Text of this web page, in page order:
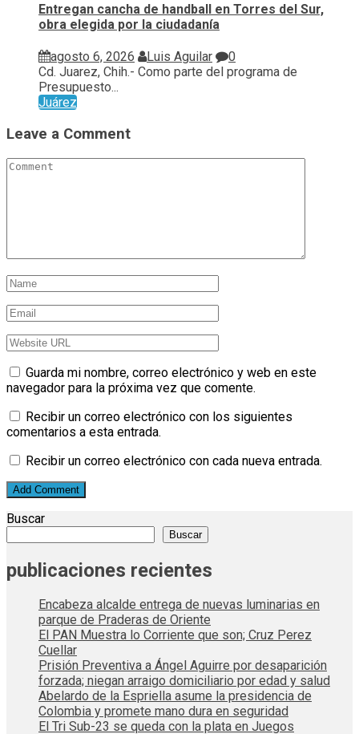
Entregan cancha de handball en Torres del Sur,
obra elegida por la ciudadanía
agosto 6, 2026 Luis Aguilar
0
Cd. Juarez, Chih.- Como parte del programa de
Presupuesto...
Juárez
Leave a Comment
Guarda mi nombre, correo electrónico y web en este
navegador para la próxima vez que comente.
Recibir un correo electrónico con los siguientes
comentarios a esta entrada.
Recibir un correo electrónico con cada nueva entrada.
Buscar
Buscar
publicaciones recientes
Encabeza alcalde entrega de nuevas luminarias en
parque de Praderas de Oriente
El PAN Muestra lo Corriente que son; Cruz Perez
Cuellar
Prisión Preventiva a Ángel Aguirre por desaparición
forzada; niegan arraigo domiciliario por edad y salud
Abelardo de la Espriella asume la presidencia de
Colombia y promete mano dura en seguridad
El Tri Sub-23 se queda con la plata en Juegos